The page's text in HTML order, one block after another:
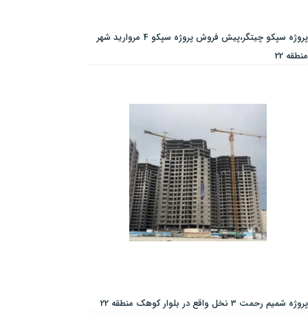
پروژه سپکو چیتگر،پیش فروش پروژه سپکو 4 مروارید شهر
منطقه 22
پروژه شمیم رحمت 3 نخل واقع در بلوار کوهک منطقه 22